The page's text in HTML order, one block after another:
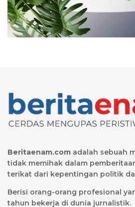
Beritaenam.com adalah sebuah
tidak memihak dalam
terikat dari kepentingan politik
Berisi orang-orang profesional
tahun bekerja di dunia jurnalistik.